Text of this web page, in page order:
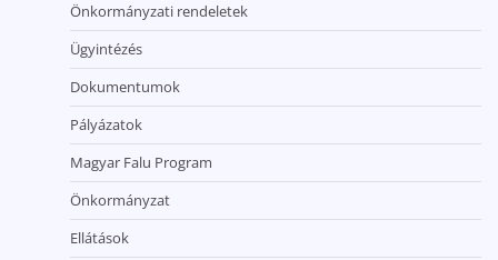
Önkormányzati rendeletek
Ügyintézés
Dokumentumok
Pályázatok
Magyar Falu Program
Önkormányzat
Ellátások